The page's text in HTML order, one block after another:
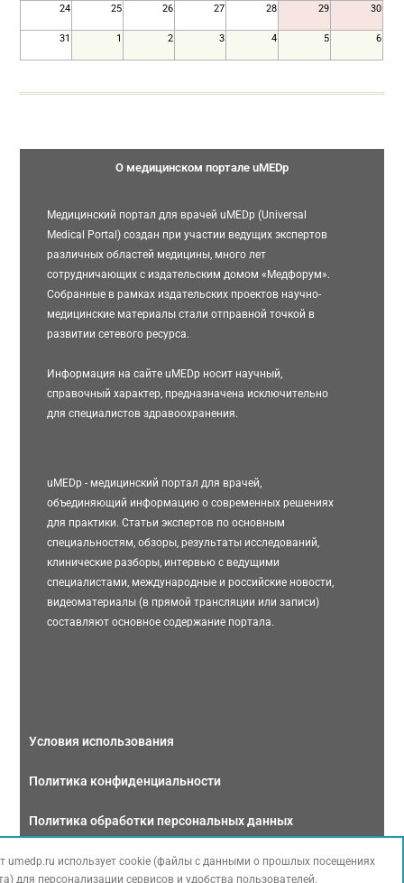
24 25 26 27 28 29 30
31 1 2 3 4 5 6
О медицинском портале uMEDp
Медицинский портал для врачей uMEDp (Universal
Medical Portal) создан при участии ведущих экспертов
различных областей медицины, много лет
сотрудничающих с издательским домом «Медфорум».
Собранные в рамках издательских проектов научно-
медицинские материалы стали отправной точкой в
развитии сетевого ресурса.
Информация на сайте uMEDp носит научный,
справочный характер, предназначена исключительно
для специалистов здравоохранения.
uMEDp - медицинский портал для врачей,
объединяющий информацию о современных решениях
для практики. Статьи экспертов по основным
специальностям, обзоры, результаты исследований,
клинические разборы, интервью с ведущими
специалистами, международные и российские новости,
видеоматериалы (в прямой трансляции или записи)
составляют основное содержание портала.
Условия использования
Политика конфиденциальности
Политика обработки персональных данных
Связаться с нами
umedp.ru использует cookie (файлы с данными о прошлых посещениях
для персонализации сервисов и удобства пользователей.